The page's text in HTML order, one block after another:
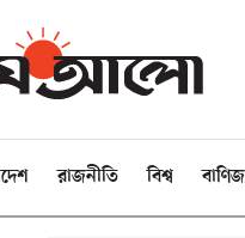
রাজনীতি বিশ্ব